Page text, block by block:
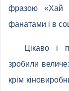
фразою «Хай
фанатами і в
Цікаво і
зробили
крім